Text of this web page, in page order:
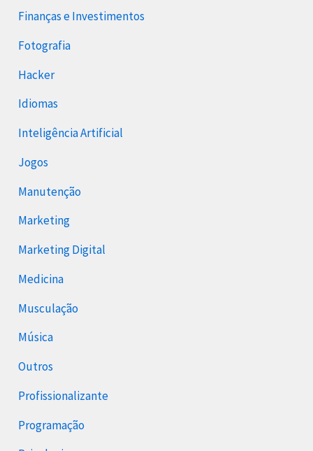
Finanças e Investimentos
Fotografia
Hacker
Idiomas
Inteligência Artificial
Jogos
Manutenção
Marketing
Marketing Digital
Medicina
Musculação
Música
Outros
Profissionalizante
Programação